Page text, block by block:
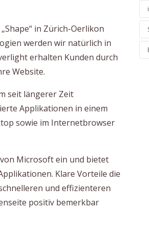
in Zürich-Oerlikon
werden wir natürlich in
erhalten Kunden durch
Website.
seit längerer Zeit
Applikationen in einem
sowie im Internetbrowser
Microsoft ein und bietet
Klare Vorteile die
und effizienteren
positiv bemerkbar